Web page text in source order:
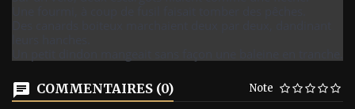
COMMENTAIRES (0) Note